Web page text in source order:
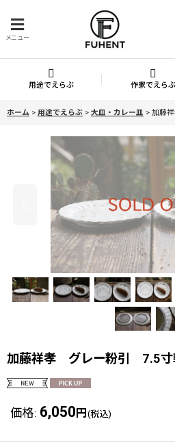
メニュー
用途でえらぶ 作家でえらぶ
ホーム > 用途でえらぶ > 大皿・カレー皿 > 加藤
加藤祥孝 グレー粉引 7.5寸
価格: 6,050 円 (税込)